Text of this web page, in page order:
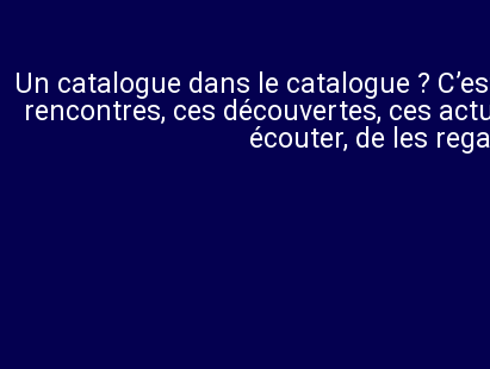
Un catalogue dans le catalogue ?
rencontres, ces découvertes, ces
écouter, de les